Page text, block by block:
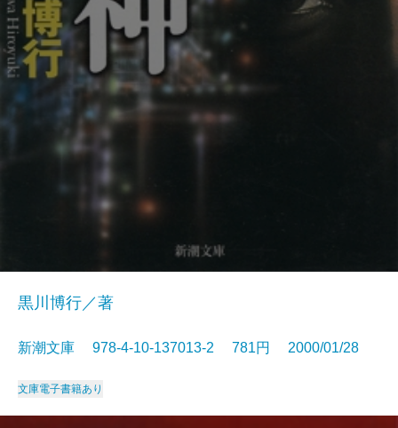
黒川博行／著
新潮文庫 978-4-10-137013-2 781円 2000/01/28
文庫電子書籍あり